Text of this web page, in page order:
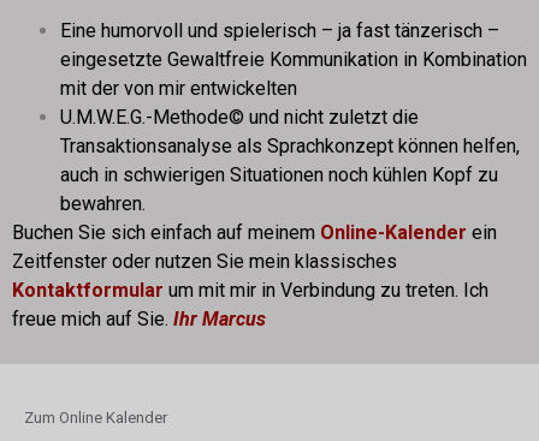
Eine humorvoll und spielerisch – ja fast tänzerisch –
eingesetzte Gewaltfreie Kommunikation in Kombination
mit der von mir entwickelten
U.M.W.E.G.-Methode© und nicht zuletzt die
Transaktionsanalyse als Sprachkonzept können helfen,
auch in schwierigen Situationen noch kühlen Kopf zu
bewahren.
Buchen Sie sich einfach auf meinem Online-Kalender ein
Zeitfenster oder nutzen Sie mein klassisches
Kontaktformular um mit mir in Verbindung zu treten. Ich
freue mich auf Sie. Ihr Marcus
Zum Online Kalender